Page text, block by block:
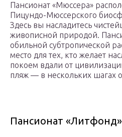
Пансионат «Мюссера»
Пицундо-Мюссерского
Здесь вы насладитесь
живописной природой.
обильной субтропической
место для тех, кто желает
покоем вдали от
пляж — в нескольких шагах
Пансионат «Литфонд»